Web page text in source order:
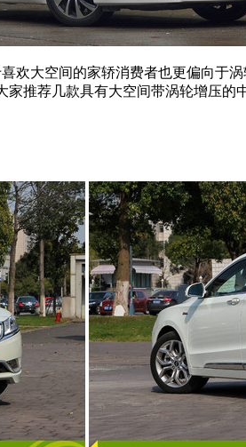
欢大空间的家轿消费者也更偏向于
推荐几款具有大空间带涡轮增压的